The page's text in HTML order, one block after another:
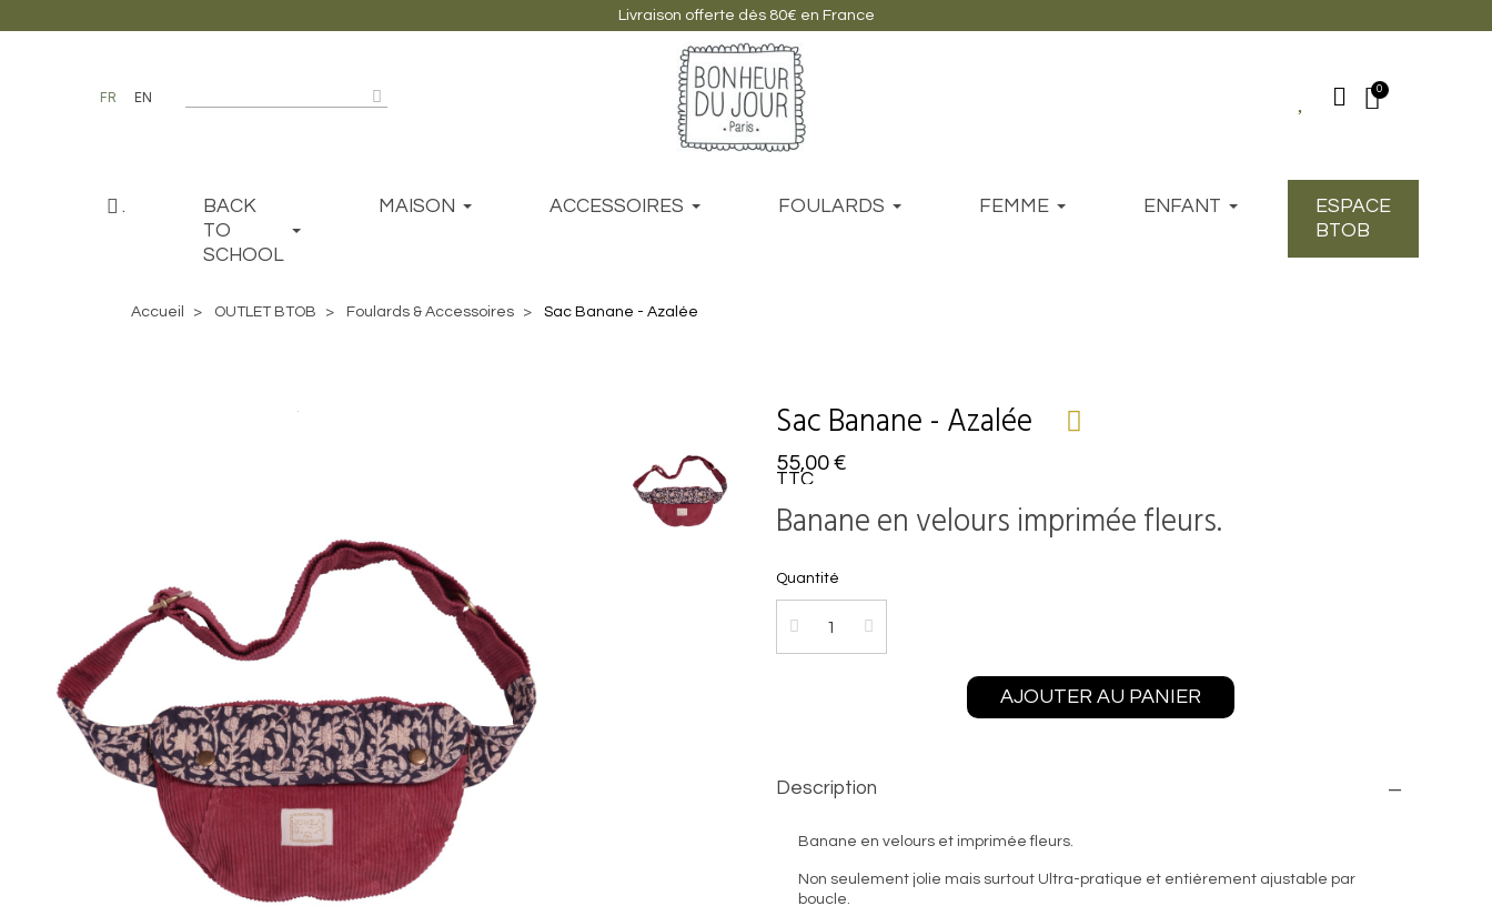
Livraison offerte dès 80€ en France
FR EN
.
BACK
TO
SCHOOL
MAISON ACCESSOIRES FOULARDS FEMME ENFANT
ESPACE
BTOB
Accueil OUTLET BTOB Foulards & Accessoires Sac Banane - Azalée
Sac Banane - Azalée
55,00 €
TTC
Banane en velours imprimée fleurs.
Quantité
AJOUTER AU PANIER
Description
Banane en velours et imprimée fleurs.
Non seulement jolie mais surtout Ultra-pratique et entièrement ajustable par
boucle.